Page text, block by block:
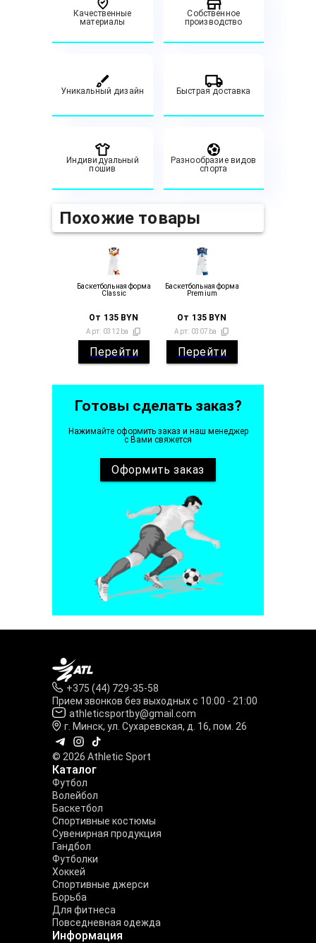
Качественные
материалы
Собственное
производство
Уникальный дизайн Быстрая доставка
Индивидуальный
пошив
Разнообразие видов
спорта
Похожие товары
Баскетбольная форма
Classic
От 135 BYN
Арт: 0312ba
Перейти
Баскетбольная форма
Premium
От 135 BYN
Арт: 0307ba
Перейти
Готовы сделать заказ?
Нажимайте оформить заказ и наш менеджер
с Вами свяжется
Оформить заказ
+375 (44) 729-35-58
Прием звонков без выходных с 10:00 - 21:00
athleticsportby@gmail.com
г. Минск, ул. Сухаревская, д. 16, пом. 26
© 2026 Athletic Sport
Каталог
Футбол
Волейбол
Баскетбол
Спортивные костюмы
Сувенирная продукция
Гандбол
Футболки
Хоккей
Спортивные джерси
Борьба
Для фитнеса
Повседневная одежда
Информация